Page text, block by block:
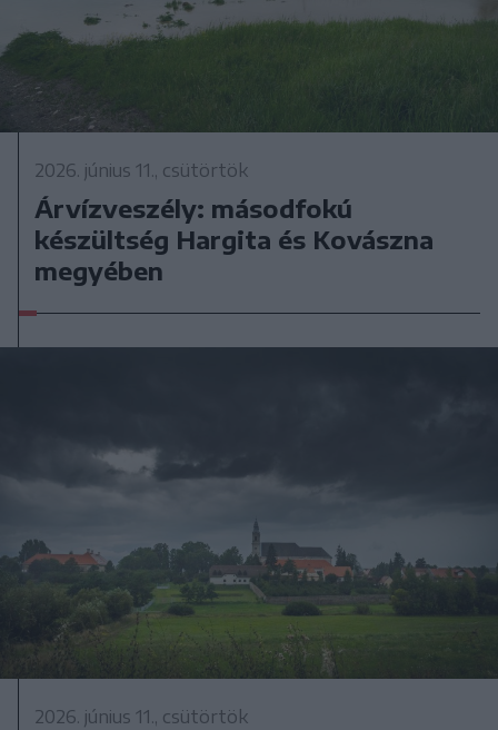
2026. június 11., csütörtök
Árvízveszély: másodfokú
készültség Hargita és Kovászna
megyében
2026. június 11., csütörtök